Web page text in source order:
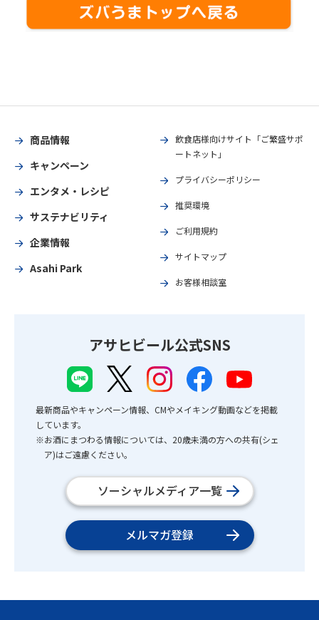
商品情報
キャンペーン
エンタメ・レシピ
サステナビリティ
企業情報
Asahi Park
飲食店様向けサイト「ご繁盛サポ
ートネット」
プライバシーポリシー
推奨環境
ご利用規約
サイトマップ
お客様相談室
アサヒビール公式SNS
最新商品やキャンペーン情報、CMやメイキング動画などを掲載
しています。
※お酒にまつわる情報については、20歳未満の方への共有(シェ
ア)はご遠慮ください。
ソーシャルメディア一覧
メルマガ登録